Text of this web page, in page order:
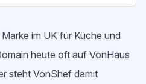
im UK für Küche und
heute oft auf VonHaus
steht VonShef damit